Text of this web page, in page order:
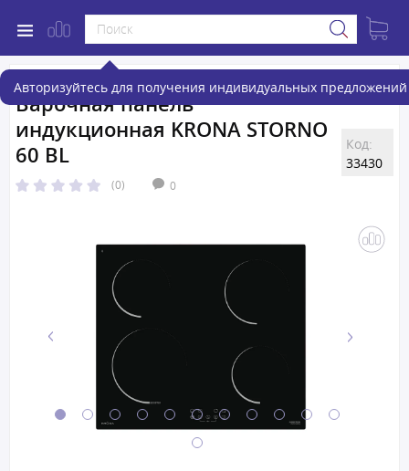
Авторизуйтесь для получения индивидуальных предложений
Варочная панель
индукционная KRONA STORNO
60 BL
(0) 0
Код:
33430